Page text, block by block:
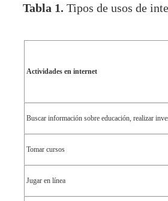
Tabla 1. Tipos de usos de
Actividades en internet
Buscar información sobre educación, realizar
Tomar cursos
Jugar en línea